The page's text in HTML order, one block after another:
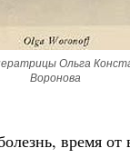
Ольга
Воронова
время